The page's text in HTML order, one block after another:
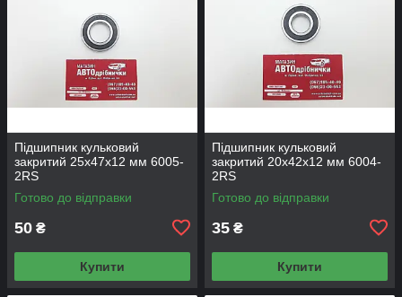
Підшипник кульковий
закритий 25х47х12 мм 6005-
2RS
Готово до відправки
50 ₴
Купити
Підшипник кульковий
закритий 20х42х12 мм 6004-
2RS
Готово до відправки
35 ₴
Купити